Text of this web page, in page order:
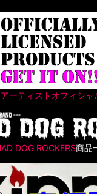
ーティストオフィシャ
DOG ROCKERS商品